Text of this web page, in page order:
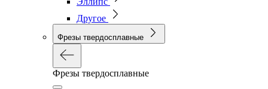
Другое
Фрезы твердосплавные
Фрезы твердосплавные